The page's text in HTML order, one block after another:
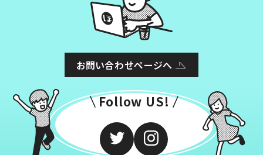
お問い合わせページへ
Follow US!